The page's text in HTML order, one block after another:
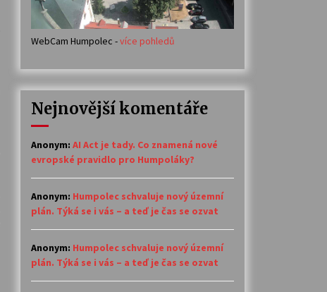
23. 7. 2026
14. 7. 2026
30. 6. 2026
WebCam Humpolec -více pohledů
Nejnovější komentáře
Anonym: AI Act je tady. Co znamená nové
evropské pravidlo pro Humpoláky?
Anonym: Humpolec schvaluje nový územní
plán. Týká se i vás – a teď je čas se ozvat
Anonym: Humpolec schvaluje nový územní
plán. Týká se i vás – a teď je čas se ozvat